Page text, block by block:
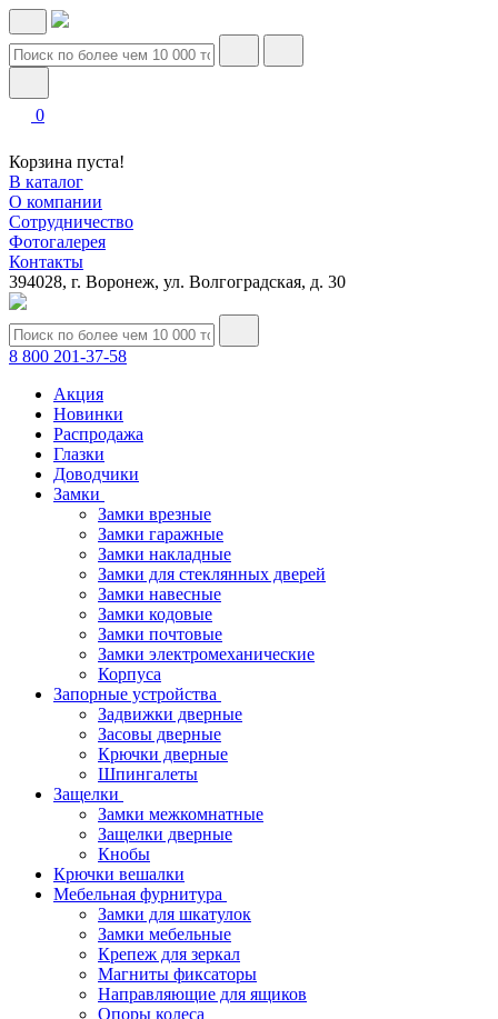
0
Корзина пуста!
В каталог
О компании
Сотрудничество
Фотогалерея
Контакты
394028, г. Воронеж, ул. Волгоградская, д. 30
8 800 201-37-58
Акция
Новинки
Распродажа
Глазки
Доводчики
Замки
Замки врезные
Замки гаражные
Замки накладные
Замки для стеклянных дверей
Замки навесные
Замки кодовые
Замки почтовые
Замки электромеханические
Корпуса
Запорные устройства
Задвижки дверные
Засовы дверные
Крючки дверные
Шпингалеты
Защелки
Замки межкомнатные
Защелки дверные
Кнобы
Крючки вешалки
Мебельная фурнитура
Замки для шкатулок
Замки мебельные
Крепеж для зеркал
Магниты фиксаторы
Направляющие для ящиков
Опоры колеса